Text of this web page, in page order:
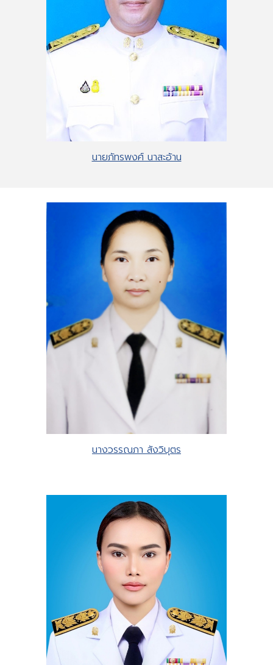
นายภัทรพงศ์ นาสะอ้าน
นางวรรณภา สังวิบุตร